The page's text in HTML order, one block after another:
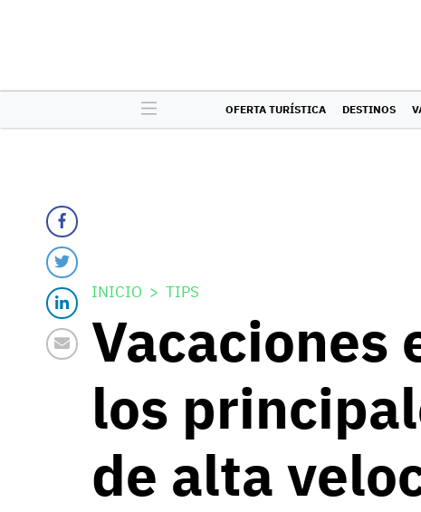
OFERTA TURÍSTICA DESTINOS
INICIO TIPS
Vacaciones
los
de alta